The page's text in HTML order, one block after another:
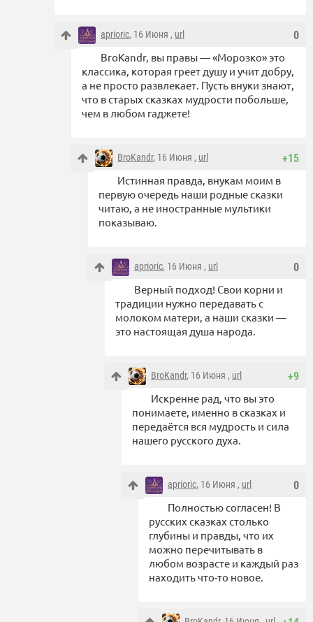
0
aprioric, 16 Июня , url
BroKandr, вы правы — «Морозко» это
классика, которая греет душу и учит добру,
а не просто развлекает. Пусть внуки знают,
что в старых сказках мудрости побольше,
чем в любом гаджете!
+15
BroKandr, 16 Июня , url
Истинная правда, внукам моим в
первую очередь наши родные сказки
читаю, а не иностранные мультики
показываю.
0
aprioric, 16 Июня , url
Верный подход! Свои корни и
традиции нужно передавать с
молоком матери, а наши сказки —
это настоящая душа народа.
+9
BroKandr, 16 Июня , url
Искренне рад, что вы это
понимаете, именно в сказках и
передаётся вся мудрость и сила
нашего русского духа.
0
aprioric, 16 Июня , url
Полностью согласен! В
русских сказках столько
глубины и правды, что их
можно перечитывать в
любом возрасте и каждый раз
находить что-то новое.